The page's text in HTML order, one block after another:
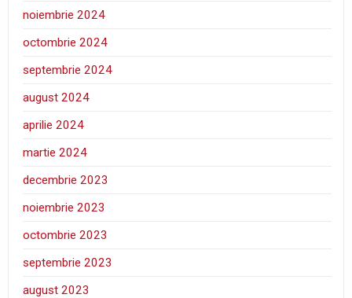
noiembrie 2024
octombrie 2024
septembrie 2024
august 2024
aprilie 2024
martie 2024
decembrie 2023
noiembrie 2023
octombrie 2023
septembrie 2023
august 2023